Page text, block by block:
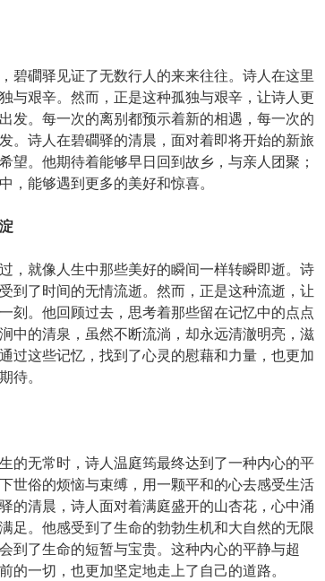
碧磵驿见证了无数行人的来来往往。诗人在这里
与艰辛。然而，正是这种孤独与艰辛，让诗人更
发。每一次的离别都预示着新的相遇，每一次的
。诗人在碧磵驿的清晨，面对着即将开始的新旅
望。他期待着能够早日回到故乡，与亲人团聚；
，能够遇到更多的美好和惊喜。
，就像人生中那些美好的瞬间一样转瞬即逝。诗
到了时间的无情流逝。然而，正是这种流逝，让
刻。他回顾过去，思考着那些留在记忆中的点点
中的清泉，虽然不断流淌，却永远清澈明亮，滋
过这些记忆，找到了心灵的慰藉和力量，也更加
待。
的无常时，诗人温庭筠最终达到了一种内心的平
世俗的烦恼与束缚，用一颗平和的心去感受生活
的清晨，诗人面对着满庭盛开的山杏花，心中涌
足。他感受到了生命的勃勃生机和大自然的无限
到了生命的短暂与宝贵。这种内心的平静与超
的一切，也更加坚定地走上了自己的道路。